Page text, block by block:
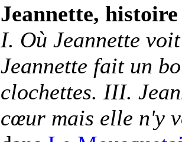
Jeannette,
I. Où Jeannette
Jeannette fait un
clochettes. III.
cœur mais elle n'y